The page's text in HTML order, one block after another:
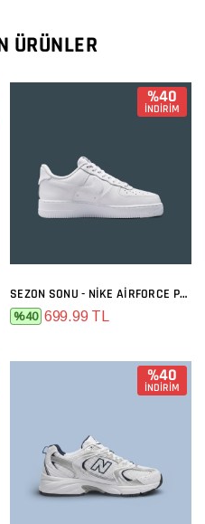
ÜRÜNLER
%40
İNDİRİM
SEZON SONU - NIKE AIRFORCE PREMIUM FULL BEYAZ
%40 699.99 TL
%40
İNDİRİM